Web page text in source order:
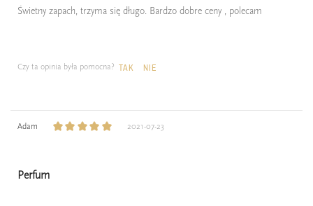
Świetny zapach, trzyma się długo. Bardzo dobre ceny , polecam
Czy ta opinia była pomocna? TAK NIE
Adam 2021-07-23
Perfum